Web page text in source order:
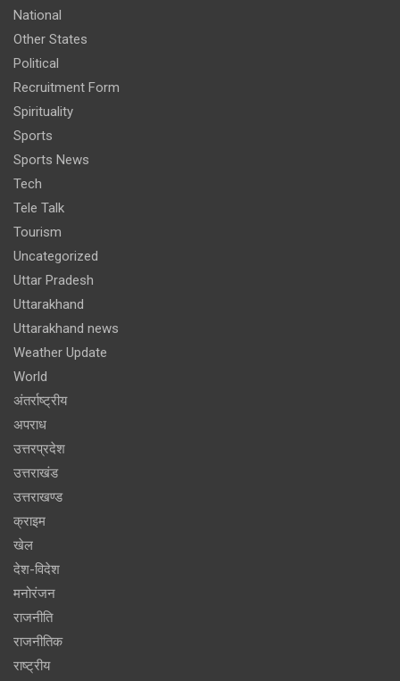
National
Other States
Political
Recruitment Form
Spirituality
Sports
Sports News
Tech
Tele Talk
Tourism
Uncategorized
Uttar Pradesh
Uttarakhand
Uttarakhand news
Weather Update
World
अंतर्राष्ट्रीय
अपराध
उत्तरप्रदेश
उत्तराखंड
उत्तराखण्ड
क्राइम
खेल
देश-विदेश
मनोरंजन
राजनीति
राजनीतिक
राष्ट्रीय